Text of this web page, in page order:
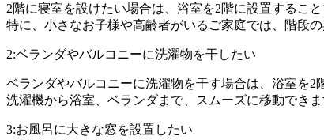
2階に寝室を設けたい場合は、浴室を2階に設置するこ
特に、小さなお子様や高齢者がいるご家庭では、階段
2:ベランダやバルコニーに洗濯物を干したい
ベランダやバルコニーに洗濯物を干す場合は、浴室を2
洗濯機から浴室、ベランダまで、スムーズに移動できま
3:お風呂に大きな窓を設置したい